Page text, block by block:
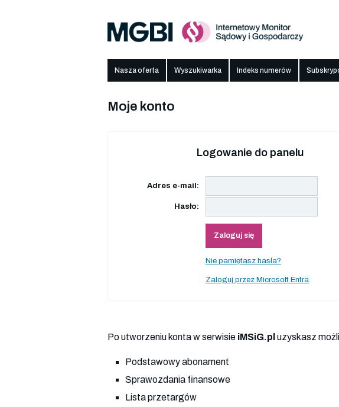
Nasza oferta Wyszukiwarka Indeks numerów
Moje konto
Logowanie do panelu
Adres e-mail:
Hasło:
Zaloguj się
Nie pamiętasz hasła?
Zaloguj przez Microsoft Entra
Po utworzeniu konta w serwisie iMSiG.pl uzyskasz
Podstawowy abonament
Sprawozdania finansowe
Lista przetargów